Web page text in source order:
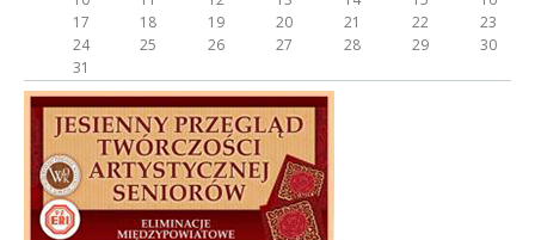
17
18 19 20 21 22
23
24
25 26 27 28 29
30
31